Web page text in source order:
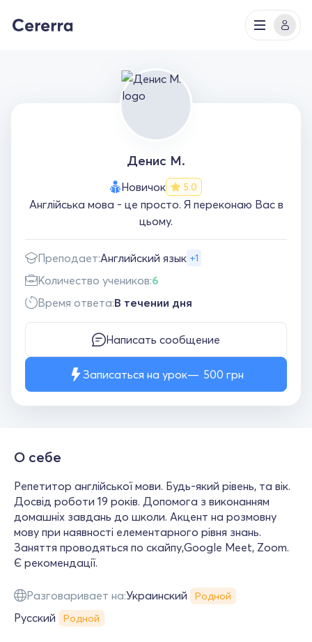
Денис М.
Новичок 5.0
Англійська мова - це просто. Я переконаю Вас в
цьому.
Преподает:Английский язык +1
Количество учеников:6
Время ответа:В течении дня
Написать сообщение
Записаться на урок 500 грн
О себе
Репетитор англійської мови. Будь-який рівень, та вік.
Досвід роботи 19 років. Допомога з виконанням
домашніх завдань до школи. Акцент на розмовну
мову при наявності елементарного рівня знань.
Заняття проводяться по скайпу,Google Meet, Zoom.
Є рекомендації.
Разговаривает на:Украинский Родной
Русский Родной